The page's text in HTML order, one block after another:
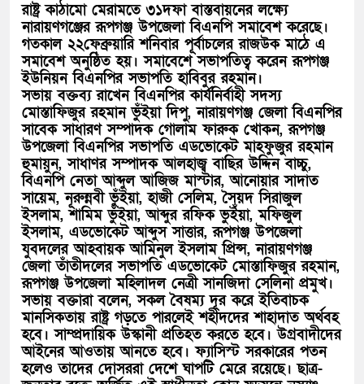
রাষ্ট্র কাঠামো মেরামতে ৩১দফা বাস্তবায়নের লক্ষ্যে
নারায়ণগঞ্জের রূপগঞ্জ উপজেলা বিএনপি সমাবেশ করেছে।
গতকাল ২২ফেব্রুয়ারি শনিবার পূর্বাচলের রাজউক মাঠে এ
সমাবেশ অনুষ্ঠিত হয়। সমাবেশে সভাপতিত্ব করেন রূপগঞ্জ
ইউনিয়ন বিএনপির সভাপতি হাবিবুর রহমান।
সভায় বক্তব্য রাখেন বিএনপির কার্যনির্বাহী সদস্য
মোস্তাফিজুর রহমান ভুঁইয়া দিপু, নারায়ণগঞ্জ জেলা বিএনপির
সাবেক সাধারণ সম্পাদক গোলাম ফারুক খোকন, রূপগঞ্জ
উপজেলা বিএনপির সভাপতি এডভোকেট মাহফুজুর রহমান
হুমায়ুন, সাধাণর সম্পাদক আলহাজ্ব বাছির উদ্দিন বাচ্চু,
বিএনপি নেতা আব্দুল আজিজ মাস্টার, আনোয়ার সাদাত
সায়েম, নূরুন্নবী ভুঁইয়া, হাজী সেলিম, সৈয়দ সিরাজুল
ইসলাম, শামিম ভুঁইয়া, আব্দুর রফিক ভুইঁয়া, মফিজুল
ইসলাম, এডভোকেট আব্দুস সাত্তার, রূপগঞ্জ উপজেলা
যুবদলের আহবায়ক আমিনুল ইসলাম প্রিন্স, নারায়ণগঞ্জ
জেলা তাঁতীদলের সভাপতি এডভোকেট মোস্তাফিজুর রহমান,
রূপগঞ্জ উপজেলা মহিলাদল নেত্রী সানজিদা সেলিনা প্রমুখ।
সভায় বক্তারা বলেন, সকল বৈষম্য দূর করে ইতিবাচক
মানসিকতায় রাষ্ট্র গড়তে পারলেই শহীদদের শাহাদাত অর্থবহ
হবে। সাম্প্রদায়িক উস্কানী প্রতিহত করতে হবে। উগ্রবাদীদের
আইনের আওতায় আনতে হবে। ফ্যাসিস্ট সরকারের পতন
হলেও তাদের দোসররা দেশে ঘাপটি মেরে রয়েছে। ছাত্র-